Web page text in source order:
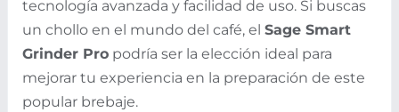
tecnología avanzada y facilidad de uso. Si buscas
un chollo en el mundo del café, el Sage Smart
Grinder Pro podría ser la elección ideal para
mejorar tu experiencia en la preparación de este
popular brebaje.